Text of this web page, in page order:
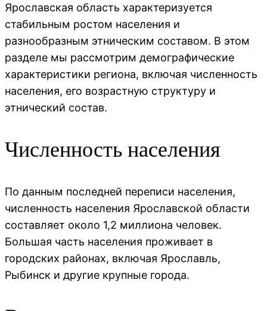
Ярославская область характеризуется
стабильным ростом населения и
разнообразным этническим составом. В этом
разделе мы рассмотрим демографические
характеристики региона, включая численность
населения, его возрастную структуру и
этнический состав.
Численность населения
По данным последней переписи населения,
численность населения Ярославской области
составляет около 1,2 миллиона человек.
Большая часть населения проживает в
городских районах, включая Ярославль,
Рыбинск и другие крупные города.